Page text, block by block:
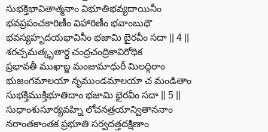
సుభక్తిభావితాత్మనాం విభూతిభవ్యదాయినీం
భవప్రపంచకారిణీం విహారిణీం భవాంబుధౌ
భవస్యహృదయభావినీం భజామి బైరవీం సదా || 4 ||
శరచ్చమత్కృతార్ధ చంద్రచంద్రికావిరోధిక
ప్రభావతీ ముఖాబ్జ మంజుమాధురీ మిలద్గిరాం
భుజంగమాలయా నృముండమాలయా చ మండితాం
సుభక్తిముక్తిభూతిదాం భజామి భైరవీం సదా || 5 ||
సుధాంశుసూర్యవహ్ని లోచనత్రయాన్వితాననాం
నరాంతకాంతక ప్రభూతి సర్వదత్తదక్షిణాం